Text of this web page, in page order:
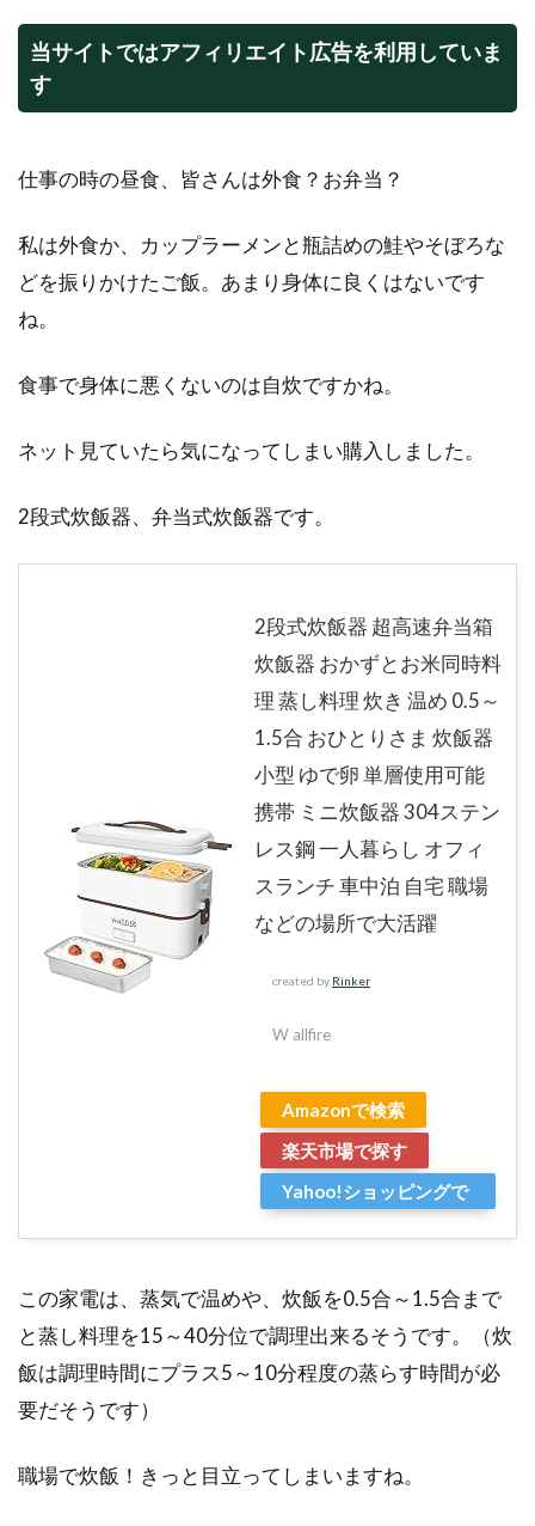
当サイトではアフィリエイト広告を利用していま
す
仕事の時の昼食、皆さんは外食？お弁当？
私は外食か、カップラーメンと瓶詰めの鮭やそぼろな
どを振りかけたご飯。あまり身体に良くはないです
ね。
食事で身体に悪くないのは自炊ですかね。
ネット見ていたら気になってしまい購入しました。
2段式炊飯器、弁当式炊飯器です。
2段式炊飯器 超高速弁当箱
炊飯器 おかずとお米同時料
理 蒸し料理 炊き 温め 0.5～
1.5合 おひとりさま 炊飯器
小型 ゆで卵 単層使用可能
携帯 ミニ炊飯器 304ステン
レス鋼 一人暮らし オフィ
スランチ 車中泊 自宅 職場
などの場所で大活躍
created by Rinker
W allfire
Amazonで検索
楽天市場で探す
Yahoo!ショッピングで
この家電は、蒸気で温めや、炊飯を0.5合～1.5合まで
と蒸し料理を15～40分位で調理出来るそうです。（炊
飯は調理時間にプラス5～10分程度の蒸らす時間が必
要だそうです）
職場で炊飯！きっと目立ってしまいますね。